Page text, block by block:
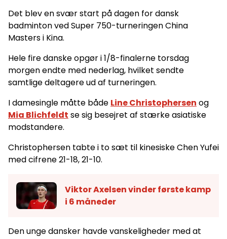
Det blev en svær start på dagen for dansk
badminton ved Super 750-turneringen China
Masters i Kina.
Hele fire danske opgør i 1/8-finalerne torsdag
morgen endte med nederlag, hvilket sendte
samtlige deltagere ud af turneringen.
I damesingle måtte både Line Christophersen og
Mia Blichfeldt se sig besejret af stærke asiatiske
modstandere.
Christophersen tabte i to sæt til kinesiske Chen Yufei
med cifrene 21-18, 21-10.
Viktor Axelsen vinder første kamp
i 6 måneder
Den unge dansker havde vanskeligheder med at